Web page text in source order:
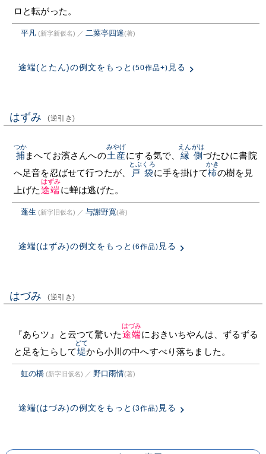
ロと転がった。
平凡 (新字新仮名) ／ 二葉亭四迷(著)
途端(とたん)の例文をもっと (50作品+) 見る
はずみ (逆引き)
捕
つか
まへてお濱さんへの土産
みやげ
にする気で、 縁側
えんがは
づたひに書院
へ足音を忍ばせて行つたが、
戸袋
とぶくろ
に手を掛けて柿
かき
の樹を見
上げた途端
はずみ
に蝉は逃げた。
蓬生 (新字旧仮名) ／ 与謝野寛(著)
途端(はずみ)の例文をもっと (6作品) 見る
はづみ (逆引き)
『あらツ』と云つて驚いた途端
はづみ
におきいちやんは、ずるずる
と足を辷らして堤
どて
から小川の中へすべり落ちました。
虹の橋 (新字旧仮名) ／ 野口雨情(著)
途端(はづみ)の例文をもっと (3作品) 見る